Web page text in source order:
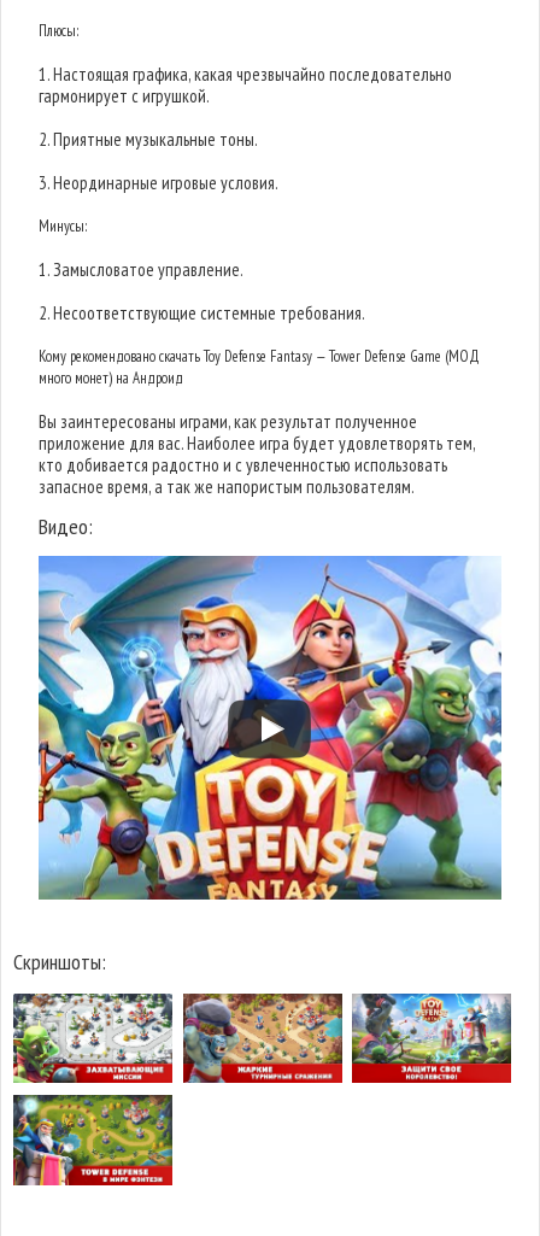
Плюсы:
1. Настоящая графика, какая чрезвычайно последовательно
гармонирует с игрушкой.
2. Приятные музыкальные тоны.
3. Неординарные игровые условия.
Минусы:
1. Замысловатое управление.
2. Несоответствующие системные требования.
Кому рекомендовано скачать Toy Defense Fantasy — Tower Defense Game (МОД
много монет) на Андроид
Вы заинтересованы играми, как результат полученное
приложение для вас. Наиболее игра будет удовлетворять тем,
кто добивается радостно и с увлеченностью использовать
запасное время, а так же напористым пользователям.
Видео:
Скриншоты: